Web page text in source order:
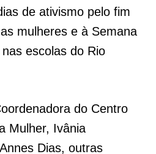
de ativismo pelo fim
mulheres e à Semana
escolas do Rio
do Centro
Mulher, Ivânia
Dias, outras